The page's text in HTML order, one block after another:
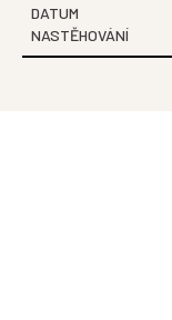
DATUM
NASTĚHOVÁNÍ